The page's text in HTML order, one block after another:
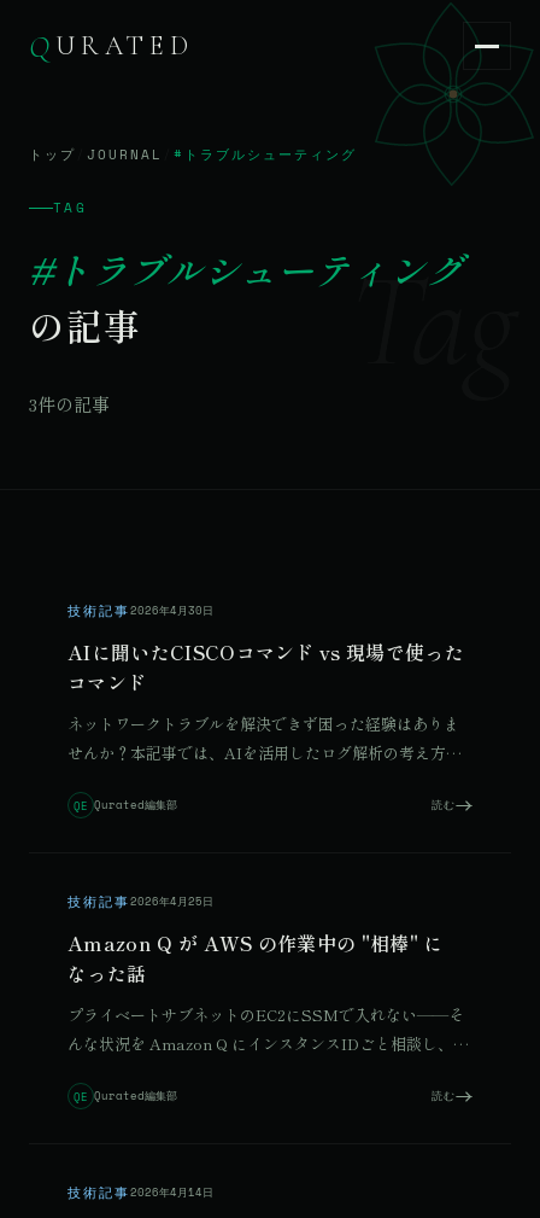
Q URATED
QURATED EN
© 2026 Qurated. ReIT × Design L.JOURNAL実績
トップ JOURNAL #トラブルシューティング
TAG
Tag
#トラブルシューティング
の記事
3件の記事
技術記事2026年4月30日
AIに聞いたCISCOコマンド vs 現場で使った
コマンド
ネットワークトラブルを解決できず困った経験はありま
せんか？本記事では、AIを活用したログ解析の考え方を
QE Qurated編集部 読む
技術記事2026年4月25日
Amazon Q が AWS の作業中の "相棒" に
なった話
プライベートサブネットのEC2にSSMで入れない——そ
んな状況を Amazon Q にインスタンスIDごと相談し、対
た実体験を紹介します。
QE Qurated編集部 読む
技術記事2026年4月14日